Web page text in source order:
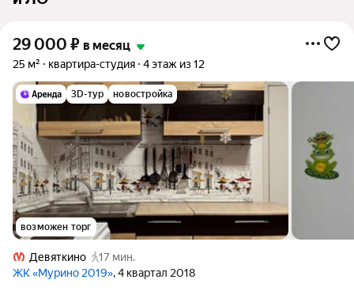
29 000 ₽ в месяц
25 м² квартира-студия 4 этаж из 12
3D-тур новостройка
возможен торг
Девяткино
17 мин.
ЖК «Мурино 2019», 4 квартал 2018